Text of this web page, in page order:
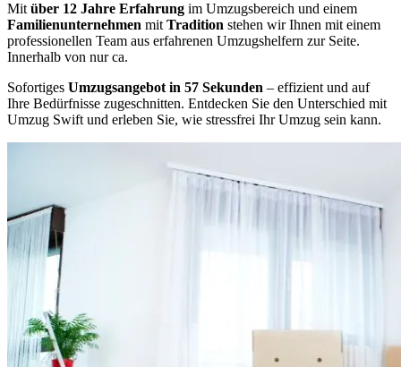
Mit über 12 Jahre Erfahrung im Umzugsbereich und einem
Familienunternehmen mit Tradition stehen wir Ihnen mit einem
professionellen Team aus erfahrenen Umzugshelfern zur Seite.
Innerhalb von nur ca.
Sofortiges Umzugsangebot in 57 Sekunden – effizient und auf
Ihre Bedürfnisse zugeschnitten. Entdecken Sie den Unterschied mit
Umzug Swift und erleben Sie, wie stressfrei Ihr Umzug sein kann.